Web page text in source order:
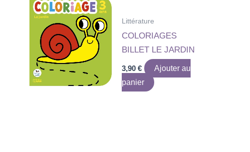
Littérature
COLORIAGES
BILLET LE JARDIN
3,90€
Ajouter au
panier